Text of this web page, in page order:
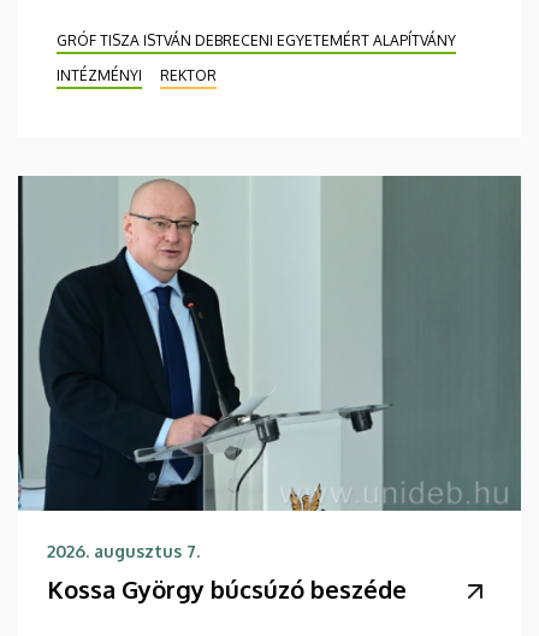
GRÓF TISZA ISTVÁN DEBRECENI EGYETEMÉRT ALAPÍTVÁNY
INTÉZMÉNYI
REKTOR
2026. augusztus 7.
Kossa György búcsúzó beszéde